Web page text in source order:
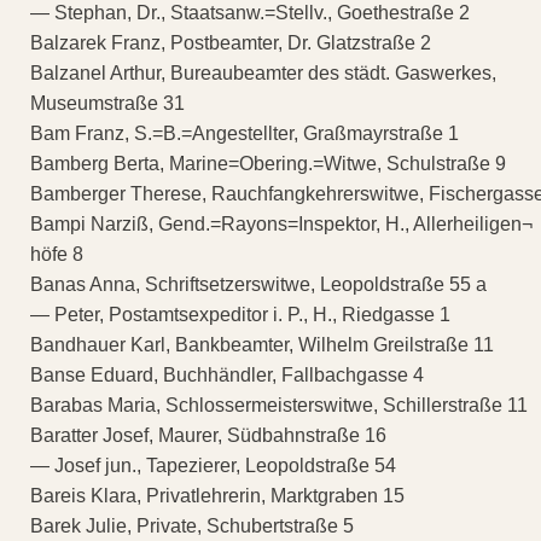
— Stephan, Dr., Staatsanw.=Stellv., Goethestraße 2
Balzarek Franz, Postbeamter, Dr. Glatzstraße 2
Balzanel Arthur, Bureaubeamter des städt. Gaswerkes,
Museumstraße 31
Bam Franz, S.=B.=Angestellter, Graßmayrstraße 1
Bamberg Berta, Marine=Obering.=Witwe, Schulstraße 9
Bamberger Therese, Rauchfangkehrerswitwe,
Bampi Narziß, Gend.=Rayons=Inspektor, H., Allerheiligen¬
höfe 8
Banas Anna, Schriftsetzerswitwe, Leopoldstraße 55 a
— Peter, Postamtsexpeditor i. P., H., Riedgasse 1
Bandhauer Karl, Bankbeamter, Wilhelm Greilstraße 11
Banse Eduard, Buchhändler, Fallbachgasse 4
Barabas Maria, Schlossermeisterswitwe, Schillerstraße 11
Baratter Josef, Maurer, Südbahnstraße 16
— Josef jun., Tapezierer, Leopoldstraße 54
Bareis Klara, Privatlehrerin, Marktgraben 15
Barek Julie, Private, Schubertstraße 5